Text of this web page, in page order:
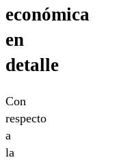
económica
en
detalle
Con
respecto
a
la